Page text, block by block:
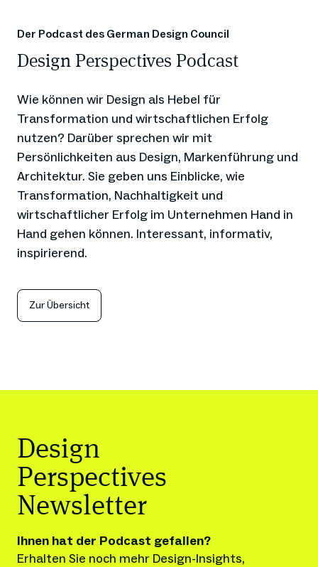
Der Podcast des German Design Council
Design Perspectives Podcast
Wie können wir Design als Hebel für
Transformation und wirtschaftlichen Erfolg
nutzen? Darüber sprechen wir mit
Persönlichkeiten aus Design, Markenführung und
Architektur. Sie geben uns Einblicke, wie
Transformation, Nachhaltigkeit und
wirtschaftlicher Erfolg im Unternehmen Hand in
Hand gehen können. Interessant, informativ,
inspirierend.
Zur Übersicht
Design
Perspectives
Newsletter
Ihnen hat der Podcast gefallen?
Erhalten Sie noch mehr Design-Insights,